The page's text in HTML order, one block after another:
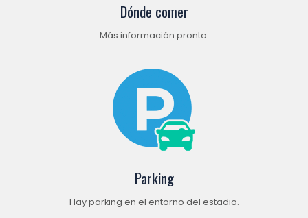
Dónde comer
Más información pronto.
Parking
Hay parking en el entorno del estadio.